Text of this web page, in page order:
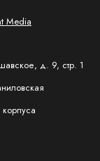
Media
д. 9, стр. 1